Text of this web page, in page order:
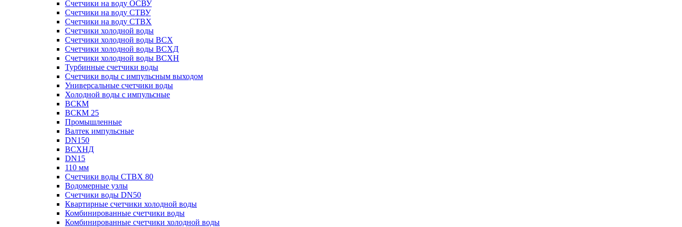
Счетчики на воду ОСВУ
Счетчики на воду СТВУ
Счетчики на воду СТВХ
Счетчики холодной воды
Счетчики холодной воды ВСХ
Счетчики холодной воды ВСХД
Счетчики холодной воды ВСХН
Турбинные счетчики воды
Счетчики воды с импульсным выходом
Универсальные счетчики воды
Холодной воды с импульсные
ВСКМ
ВСКМ 25
Промышленные
Валтек импульсные
DN150
ВСХНД
DN15
110 мм
Счетчики воды СТВХ 80
Водомерные узлы
Счетчики воды DN50
Квартирные счетчики холодной воды
Комбинированные счетчики воды
Комбинированные счетчики холодной воды